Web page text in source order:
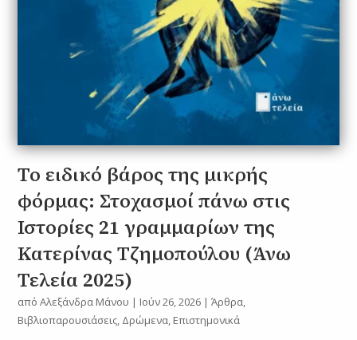
Το ειδικό βάρος της μικρής
φόρμας: Στοχασμοί πάνω στις
Ιστορίες 21 γραμμαρίων της
Κατερίνας Τζημοπούλου (Άνω
Τελεία 2025)
απόΑλεξάνδρα Μάνου | Ιούν 26, 2026 |Άρθρα,
Βιβλιοπαρουσιάσεις, Δρώμενα, Επιστημονικά